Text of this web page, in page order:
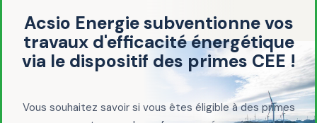
Acsio Energie subventionne vos
travaux d'efficacité énergétique
via le dispositif des primes CEE !
Vous souhaitez savoir si vous êtes éligible à des primes